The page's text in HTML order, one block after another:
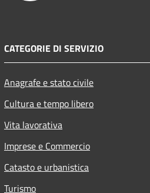
CATEGORIE DI SERVIZIO
Anagrafe e stato civile
Cultura e tempo libero
Vita lavorativa
Imprese e Commercio
Catasto e urbanistica
Turismo